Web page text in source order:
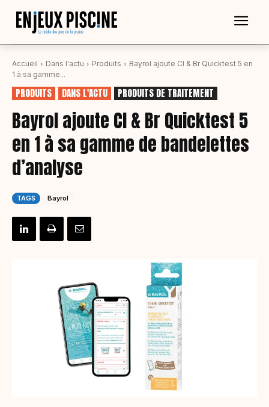
Accueil Dans l'actu Produits
Bayrol ajoute Cl & Br Quicktest 5 en
1 à sa gamme...
PRODUITS DANS L'ACTU PRODUITS DE TRAITEMENT
Bayrol ajoute Cl & Br Quicktest 5
en 1 à sa gamme de bandelettes
d’analyse
TAGS Bayrol